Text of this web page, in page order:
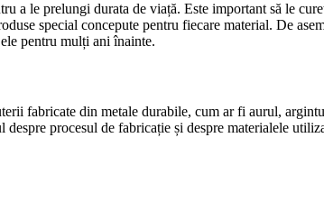
a le prelungi durata de viață. Este important să le
special concepute pentru fiecare material. De
pentru mulți ani înainte.
fabricate din metale durabile, cum ar fi aurul,
procesul de fabricație și despre materialele